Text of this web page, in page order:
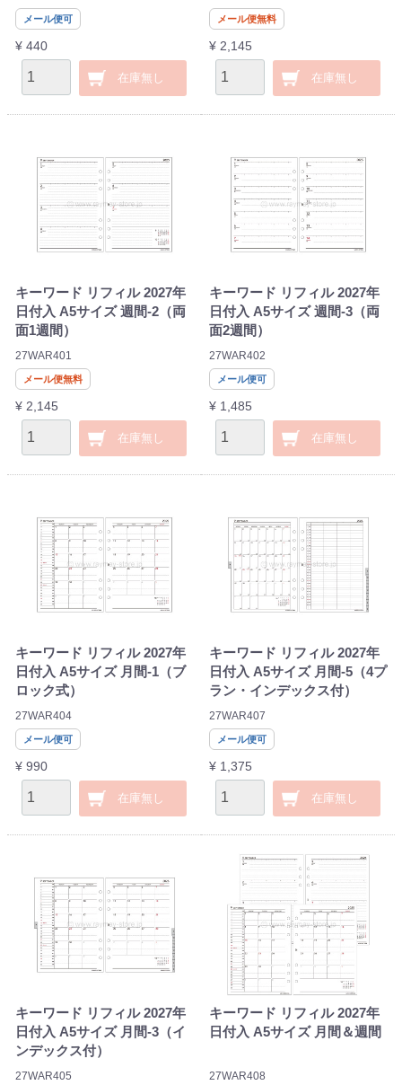
メール便可
¥ 440
在庫無し
メール便無料
¥ 2,145
在庫無し
キーワード リフィル 2027年
日付入 A5サイズ 週間-2（両
面1週間）
27WAR401
メール便無料
¥ 2,145
在庫無し
キーワード リフィル 2027年
日付入 A5サイズ 週間-3（両
面2週間）
27WAR402
メール便可
¥ 1,485
在庫無し
キーワード リフィル 2027年
日付入 A5サイズ 月間-1（ブ
ロック式）
27WAR404
メール便可
¥ 990
在庫無し
キーワード リフィル 2027年
日付入 A5サイズ 月間-5（4プ
ラン・インデックス付）
27WAR407
メール便可
¥ 1,375
在庫無し
キーワード リフィル 2027年
日付入 A5サイズ 月間-3（イ
ンデックス付）
27WAR405
キーワード リフィル 2027年
日付入 A5サイズ 月間＆週間
27WAR408